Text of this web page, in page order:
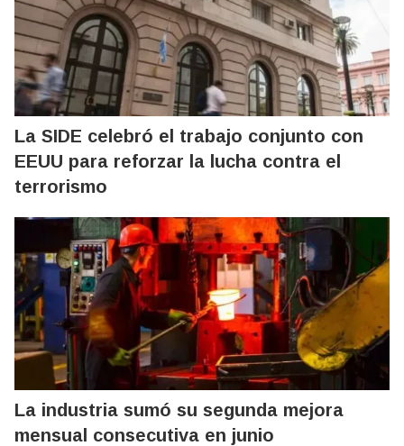
La SIDE celebró el trabajo conjunto con
EEUU para reforzar la lucha contra el
terrorismo
La industria sumó su segunda mejora
mensual consecutiva en junio